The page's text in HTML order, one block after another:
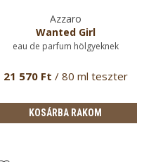
Azzaro
Wanted Girl
eau de parfum hölgyeknek
21 570 Ft / 80 ml teszter
KOSÁRBA RAKOM